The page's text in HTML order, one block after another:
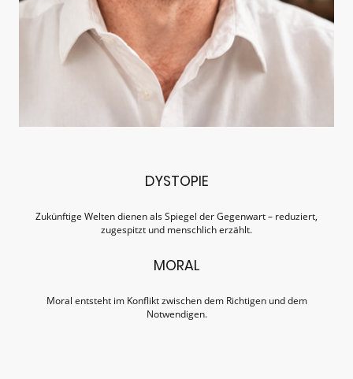
DYSTOPIE
Zukünftige Welten dienen als Spiegel der Gegenwart – reduziert,
zugespitzt und menschlich erzählt.
MORAL
Moral entsteht im Konflikt zwischen dem Richtigen und dem
Notwendigen.